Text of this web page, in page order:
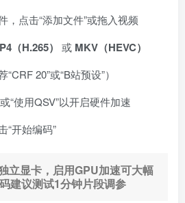
，点击“添加文件”或拖入视频
（H.265） 或 MKV（HEVC）
20”或“B站预设”）
“使用QSV”以开启硬件加速
“开始编码”
立显卡，启用GPU加速可大幅
建议测试1分钟片段调参